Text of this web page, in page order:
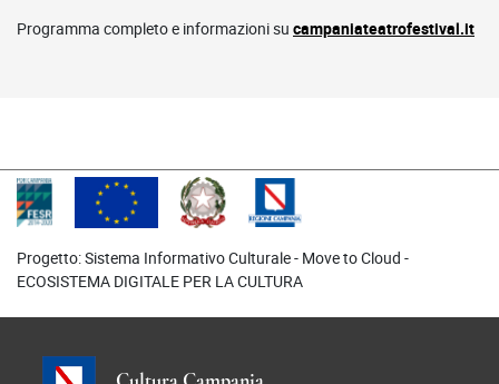
Programma completo e informazioni su campaniateatrofestival.it
Progetto: Sistema Informativo Culturale - Move to Cloud -
ECOSISTEMA DIGITALE PER LA CULTURA